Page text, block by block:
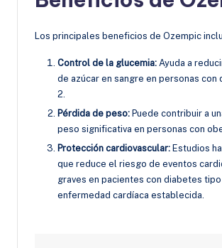
Los principales beneficios de Ozempic
Control de la glucemia: Ayuda a
de azúcar en sangre en personas con
2.
Pérdida de peso: Puede contribuir a
peso significativa en personas con
Protección cardiovascular: Estudios
que reduce el riesgo de eventos
graves en pacientes con diabetes
enfermedad cardíaca establecida.